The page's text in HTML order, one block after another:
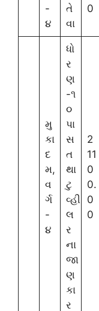
-
૪
તે
વા
0
મુ
કા
દ
મ,
વ
ર્ગ
-
૪
ધો
ર
ણ
-૧
૦
પા
સ
ત
થા
ટુ
વ્હી
લ
ર
ના
જા
ણ
કા
ર
2
11
0
0.
0
0